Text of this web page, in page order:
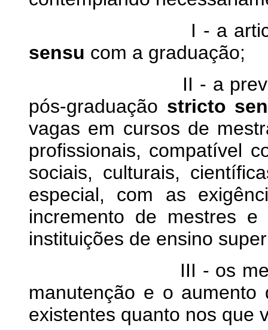
I - a articulação
sensu com a graduação;
II - a previsão
pós-graduação stricto
vagas em cursos de
profissionais, compatível
sociais, culturais,
especial, com as
incremento de mestres
instituições de ensino
III - os meios
manutenção e o
existentes quanto nos que